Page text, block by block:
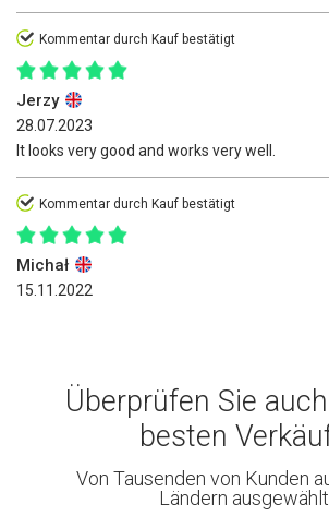
Kommentar durch Kauf bestätigt
Jerzy
28.07.2023
It looks very good and works very well.
Kommentar durch Kauf bestätigt
Michał
15.11.2022
Überprüfen Sie
besten
Von Tausenden von Kunden
Ländern ausgewählt